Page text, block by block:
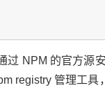
过 NPM 的官方源
registry 管理工